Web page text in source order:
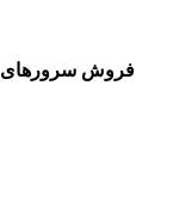
فروش سرورهای HPE